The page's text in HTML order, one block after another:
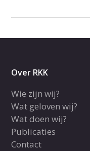
Over RKK
Wie zijn wij?
Wat geloven wij?
Wat doen wij?
Publicaties
Contact